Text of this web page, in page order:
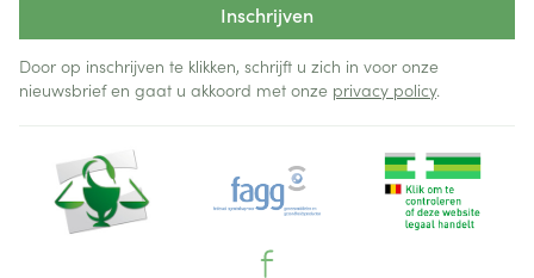
Inschrijven
Door op inschrijven te klikken, schrijft u zich in voor onze
nieuwsbrief en gaat u akkoord met onze privacy policy.